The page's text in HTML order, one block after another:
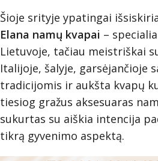
Šioje srityje ypatingai
Elana namų kvapai –
Lietuvoje, tačiau meistriškai
Italijoje, šalyje, garsėjančioje
tradicijomis ir aukšta kvapų
tiesiog gražus aksesuaras
sukurtas su aiškia intencija
tikrą gyvenimo aspektą.